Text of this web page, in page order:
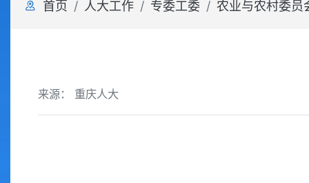
首页 人大工作 专委工委 农业与农村委员
来源： 重庆人大